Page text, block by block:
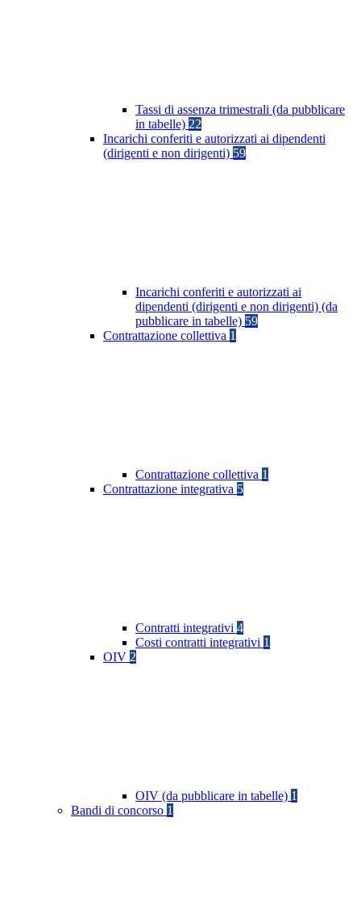
Tassi di assenza trimestrali (da pubblicare
in tabelle) 22
Incarichi conferiti e autorizzati ai dipendenti
(dirigenti e non dirigenti) 59
Incarichi conferiti e autorizzati ai
dipendenti (dirigenti e non dirigenti) (da
pubblicare in tabelle) 59
Contrattazione collettiva 1
Contrattazione collettiva 1
Contrattazione integrativa 5
Contratti integrativi 4
Costi contratti integrativi 1
OIV 2
OIV (da pubblicare in tabelle) 1
Bandi di concorso 1